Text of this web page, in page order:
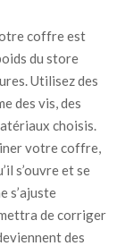
coffre est
du store
Utilisez des
des vis, des
choisis.
votre coffre,
s’ouvre et se
s’ajuste
de corriger
des